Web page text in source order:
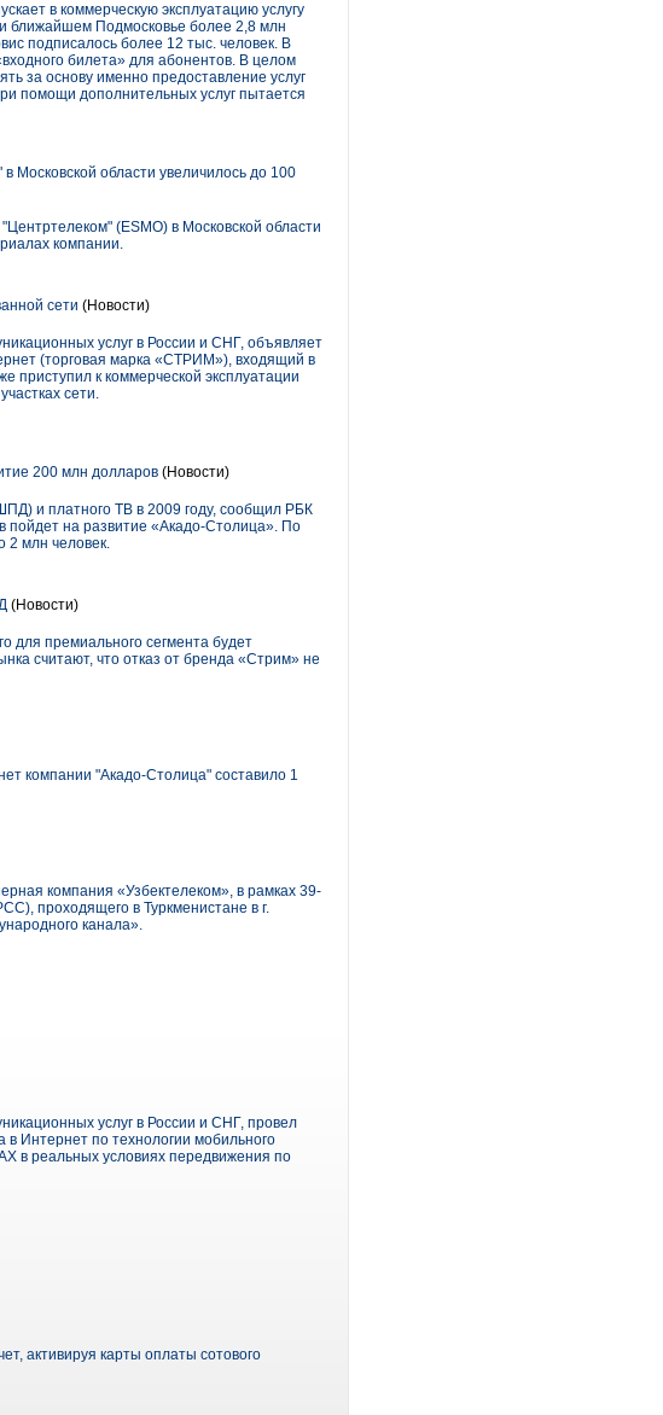
в коммерческую эксплуатацию услугу
и ближайшем Подмосковье более 2,8 млн
подписалось более 12 тыс. человек. В
билета» для абонентов. В целом
за основу именно предоставление услуг
помощи дополнительных услуг пытается
Московской области увеличилось до 100
(ESMO) в Московской области
компании.
сети (Новости)
услуг в России и СНГ, объявляет
(торговая марка «СТРИМ»), входящий в
к коммерческой эксплуатации
сети.
200 млн долларов (Новости)
и платного ТВ в 2009 году, сообщил РБК
пойдет на развитие «Акадо-Столица». По
2 млн человек.
(Новости)
для премиального сегмента будет
считают, что отказ от бренда «Стрим» не
компании "Акадо-Столица" составило 1
компания «Узбектелеком», в рамках 39-
проходящего в Туркменистане в г.
канала».
услуг в России и СНГ, провел
в Интернет по технологии мобильного
в реальных условиях передвижения по
активируя карты оплаты сотового